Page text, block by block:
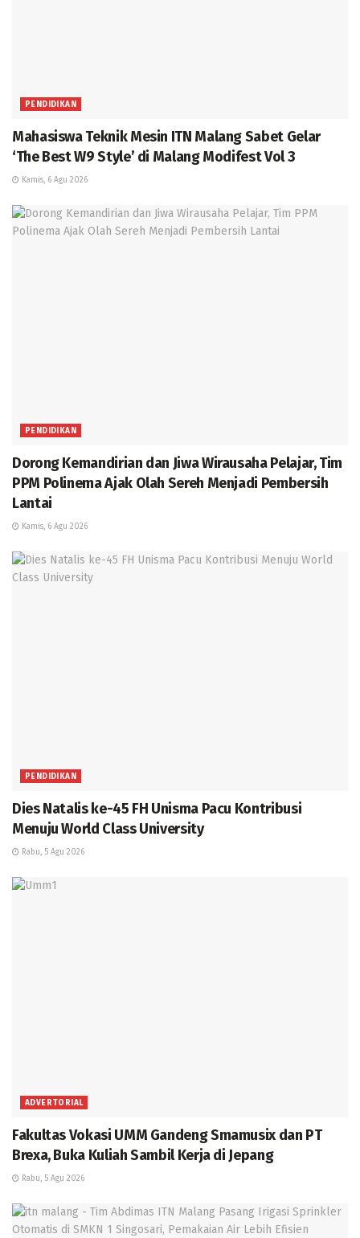
PENDIDIKAN
Mahasiswa Teknik Mesin ITN Malang Sabet Gelar
‘The Best W9 Style’ di Malang Modifest Vol 3
Kamis, 6 Agu 2026
PENDIDIKAN
Dorong Kemandirian dan Jiwa Wirausaha Pelajar, Tim
PPM Polinema Ajak Olah Sereh Menjadi Pembersih
Lantai
Kamis, 6 Agu 2026
PENDIDIKAN
Dies Natalis ke-45 FH Unisma Pacu Kontribusi
Menuju World Class University
Rabu, 5 Agu 2026
ADVERTORIAL
Fakultas Vokasi UMM Gandeng Smamusix dan PT
Brexa, Buka Kuliah Sambil Kerja di Jepang
Rabu, 5 Agu 2026